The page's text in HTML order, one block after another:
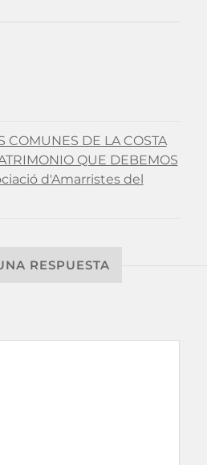
COMUNES DE LA COSTA
QUE DEBEMOS
d'Amarristes del
RESPUESTA